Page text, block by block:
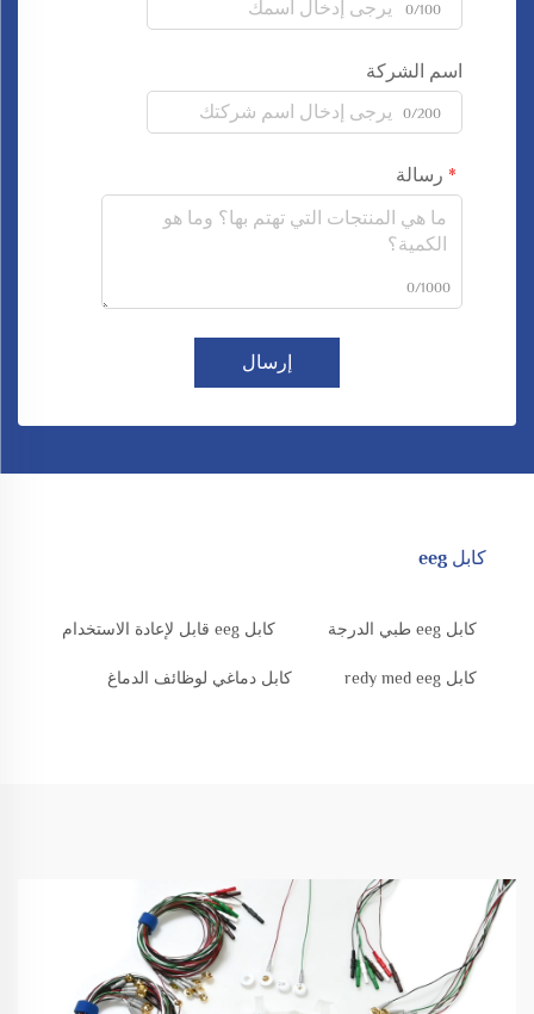
0/100
اسم الشركة
0/200
رسالة
0/1000
إرسال
كابل eeg
كابل eeg طبي الدرجة كابل eeg قابل لإعادة الاستخدام
كابل redy med eeg كابل دماغي لوظائف الدماغ